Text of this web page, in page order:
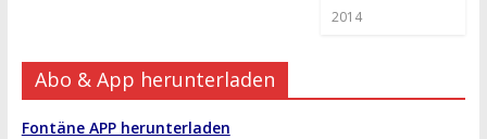
2014
Abo & App herunterladen
Fontäne APP herunterladen